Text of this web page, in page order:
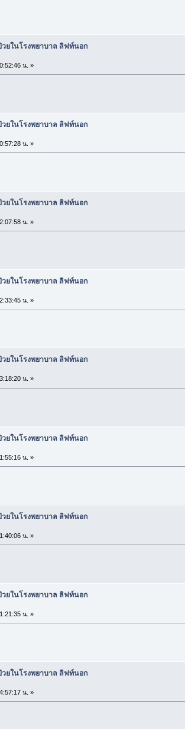
ยในโรงพยาบาล ลิฟท์นอก
น. »
ยในโรงพยาบาล ลิฟท์นอก
น. »
ยในโรงพยาบาล ลิฟท์นอก
น. »
ยในโรงพยาบาล ลิฟท์นอก
น. »
ยในโรงพยาบาล ลิฟท์นอก
น. »
ยในโรงพยาบาล ลิฟท์นอก
น. »
ยในโรงพยาบาล ลิฟท์นอก
น. »
ยในโรงพยาบาล ลิฟท์นอก
น. »
ยในโรงพยาบาล ลิฟท์นอก
น. »